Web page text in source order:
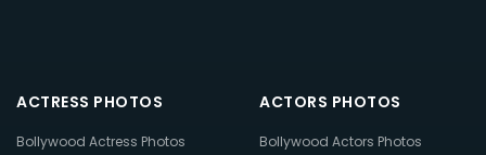
ACTRESS PHOTOS
Bollywood Actress Photos
ACTORS PHOTOS
Bollywood Actors Photos